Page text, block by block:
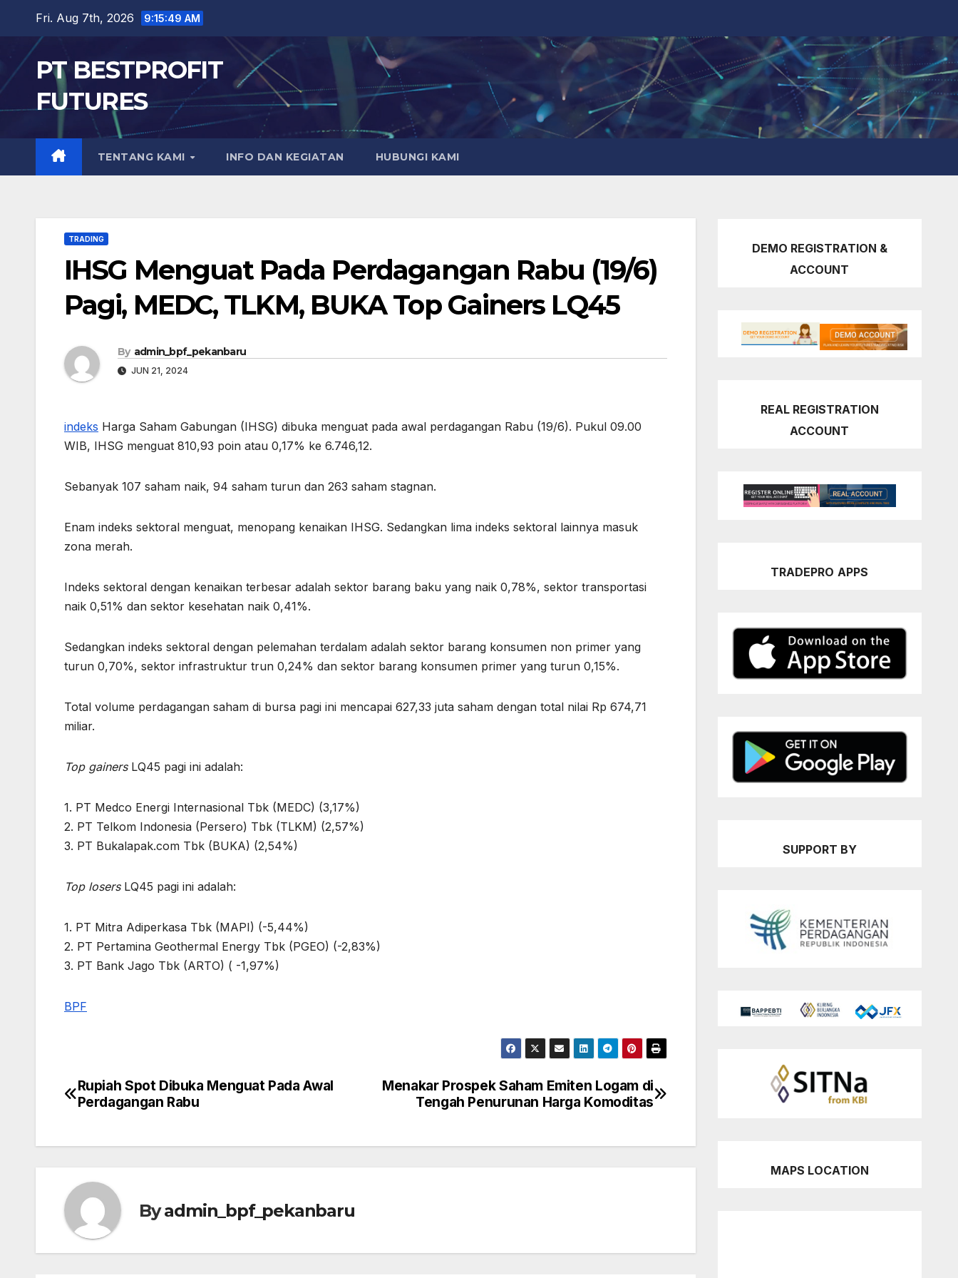
content
Fri. Aug 7th, 2026 9:15:50 AM
PT BESTPROFIT
FUTURES
TENTANG KAMI INFO DAN KEGIATAN HUBUNGI KAMI
TRADING
IHSG Menguat Pada Perdagangan Rabu (19/6)
Pagi, MEDC, TLKM, BUKA Top Gainers LQ45
By admin_bpf_pekanbaru
JUN 21, 2024
indeks Harga Saham Gabungan (IHSG) dibuka menguat pada awal perdagangan Rabu (19/6). Pukul 09.00
WIB, IHSG menguat 810,93 poin atau 0,17% ke 6.746,12.
Sebanyak 107 saham naik, 94 saham turun dan 263 saham stagnan.
Enam indeks sektoral menguat, menopang kenaikan IHSG. Sedangkan lima indeks sektoral lainnya masuk
zona merah.
Indeks sektoral dengan kenaikan terbesar adalah sektor barang baku yang naik 0,78%, sektor transportasi
naik 0,51% dan sektor kesehatan naik 0,41%.
Sedangkan indeks sektoral dengan pelemahan terdalam adalah sektor barang konsumen non primer yang
turun 0,70%, sektor infrastruktur trun 0,24% dan sektor barang konsumen primer yang turun 0,15%.
Total volume perdagangan saham di bursa pagi ini mencapai 627,33 juta saham dengan total nilai Rp 674,71
miliar.
Top gainersLQ45 pagi ini adalah:
1. PT Medco Energi Internasional Tbk (MEDC) (3,17%)
2. PT Telkom Indonesia (Persero) Tbk (TLKM) (2,57%)
3. PT Bukalapak.com Tbk (BUKA) (2,54%)
Top losersLQ45 pagi ini adalah:
1. PT Mitra Adiperkasa Tbk (MAPI) (-5,44%)
2. PT Pertamina Geothermal Energy Tbk (PGEO) (-2,83%)
3. PT Bank Jago Tbk (ARTO) ( -1,97%)
BPF
Post
Menakar Prospek Saham Emiten Logam di
Tengah Penurunan Harga Komoditas
Rupiah Spot Dibuka Menguat Pada Awal
Perdagangan Rabu
Byadmin_bpf_pekanbaru
DEMO REGISTRATION &
ACCOUNT
REAL REGISTRATION
ACCOUNT
TRADEPRO APPS
SUPPORT BY
MAPS LOCATION